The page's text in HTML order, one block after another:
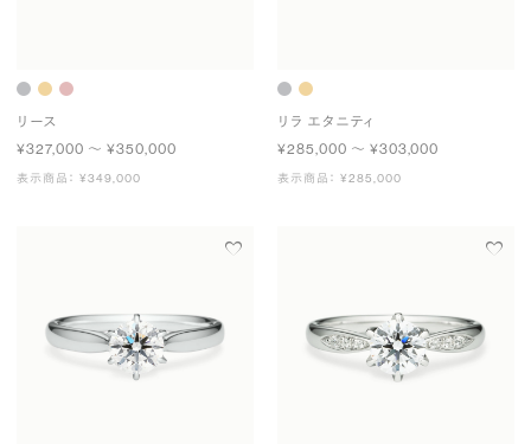
リース
¥327,000 〜 ¥350,000
表示商品： ¥349,000
リラ エタニティ
¥285,000 〜 ¥303,000
表示商品： ¥285,000